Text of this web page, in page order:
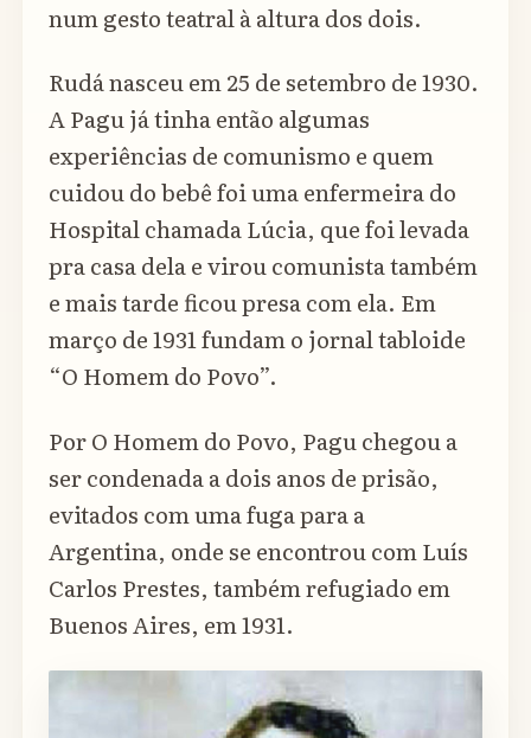
num gesto teatral à altura dos dois.
Rudá nasceu em 25 de setembro de 1930.
A Pagu já tinha então algumas
experiências de comunismo e quem
cuidou do bebê foi uma enfermeira do
Hospital chamada Lúcia, que foi levada
pra casa dela e virou comunista também
e mais tarde ficou presa com ela. Em
março de 1931 fundam o jornal tabloide
“O Homem do Povo”.
Por O Homem do Povo, Pagu chegou a
ser condenada a dois anos de prisão,
evitados com uma fuga para a
Argentina, onde se encontrou com Luís
Carlos Prestes, também refugiado em
Buenos Aires, em 1931.